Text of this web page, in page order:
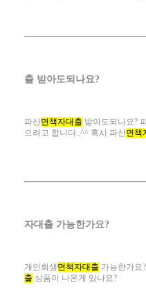
출
파산면책자대출 받아도되나요?
으려고 합니다..^^ 혹시 파산면책
자
개인회생면책자대출 가능한가요
출 상품이 나온게 있나요?